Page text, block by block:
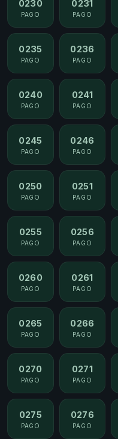
0230
PAGO
0231
PAGO
0235
PAGO
0236
PAGO
0240
PAGO
0241
PAGO
0245
PAGO
0246
PAGO
0250
PAGO
0251
PAGO
0255
PAGO
0256
PAGO
0260
PAGO
0261
PAGO
0265
PAGO
0266
PAGO
0270
PAGO
0271
PAGO
0275
PAGO
0276
PAGO